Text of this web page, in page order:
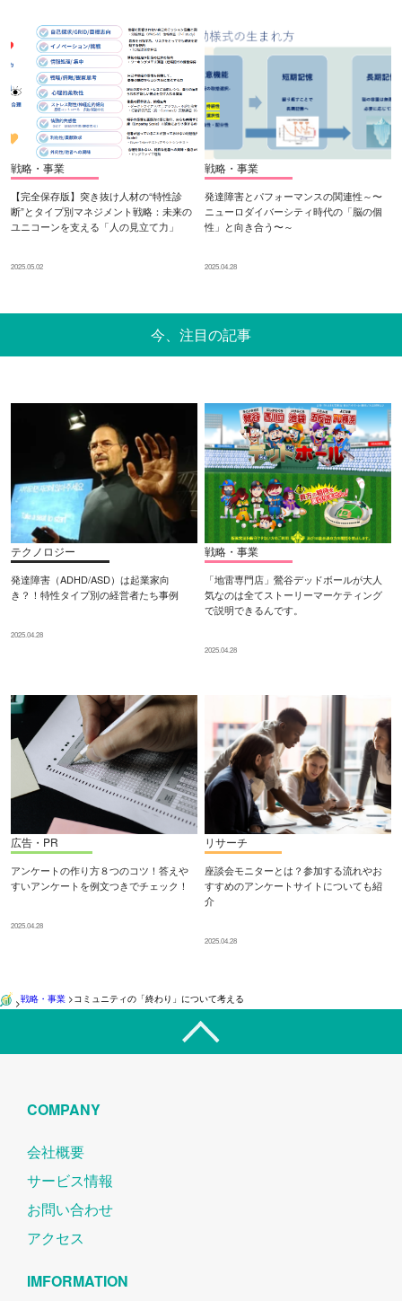
戦略・事業
【完全保存版】突き抜け人材の“特性診
断”とタイプ別マネジメント戦略：未来の
ユニコーンを支える「人の見立て力」
2025.05.02
戦略・事業
発達障害とパフォーマンスの関連性～〜
ニューロダイバーシティ時代の「脳の個
性」と向き合う〜～
2025.04.28
今、注目の記事
テクノロジー
発達障害（ADHD/ASD）は起業家向
き？！特性タイプ別の経営者たち事例
2025.04.28
戦略・事業
「地雷専門店」鶯谷デッドボールが大人
気なのは全てストーリーマーケティング
で説明できるんです。
2025.04.28
広告・PR
アンケートの作り方８つのコツ！答えや
すいアンケートを例文つきでチェック！
2025.04.28
リサーチ
座談会モニターとは？参加する流れやお
すすめのアンケートサイトについても紹
介
2025.04.28
>戦略・事業>コミュニティの「終わり」について考える
COMPANY
会社概要
サービス情報
お問い合わせ
アクセス
IMFORMATION